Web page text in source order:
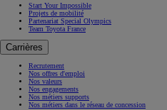
Start Your Impossible
Projets de mobilité
Partenariat Special Olympics
Team Toyota France
Carrières
Recrutement
Nos offres d'emploi
Nos valeurs
Nos engagements
Nos métiers supports
Nos métiers dans le réseau de concession